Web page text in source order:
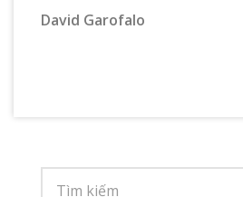
David Garofalo